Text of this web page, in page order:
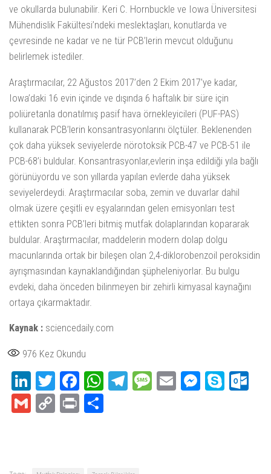
ve okullarda bulunabilir. Keri C. Hornbuckle ve Iowa Üniversitesi
Mühendislik Fakültesi’ndeki meslektaşları, konutlarda ve
çevresinde ne kadar ve ne tür PCB’lerin mevcut olduğunu
belirlemek istediler.
Araştırmacılar, 22 Ağustos 2017’den 2 Ekim 2017’ye kadar,
Iowa’daki 16 evin içinde ve dışında 6 haftalık bir süre için
poliüretanla donatılmış pasif hava örnekleyicileri (PUF-PAS)
kullanarak PCB’lerin konsantrasyonlarını ölçtüler. Beklenenden
çok daha yüksek seviyelerde nörotoksik PCB-47 ve PCB-51 ile
PCB-68’i buldular. Konsantrasyonlar,evlerin inşa edildiği yıla bağlı
görünüyordu ve son yıllarda yapılan evlerde daha yüksek
seviyelerdeydi. Araştırmacılar soba, zemin ve duvarlar dahil
olmak üzere çeşitli ev eşyalarından gelen emisyonları test
ettikten sonra PCB’leri bitmiş mutfak dolaplarından kopararak
buldular. Araştırmacılar, maddelerin modern dolap dolgu
macunlarında ortak bir bileşen olan 2,4-diklorobenzoil peroksidin
ayrışmasından kaynaklandığından şüpheleniyorlar. Bu bulgu
evdeki, daha önceden bilinmeyen bir zehirli kimyasal kaynağını
ortaya çıkarmaktadır.
Kaynak : sciencedaily.com
976 Kez Okundu
LinkedIn
TwitterFacebook
WhatsApp
Telegram
Message
Email Skype
GmailCopyPrint